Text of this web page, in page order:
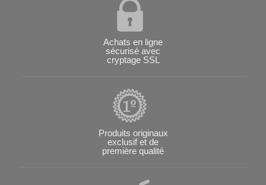
Achats en ligne
sécurisé avec
cryptage SSL
Produits originaux
exclusif et de
première qualité